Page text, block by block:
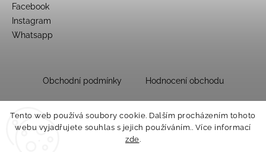
Tento web používá soubory cookie. Dalším procházením tohoto
webu vyjadřujete souhlas s jejich používáním.. Více informací
zde.
Facebook
Instagram
Whatsapp
Obchodní podmínky Hodnocení obchodu